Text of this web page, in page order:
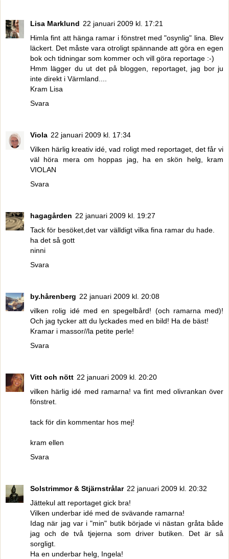
Lisa Marklund 22 januari 2009 kl. 17:21
Himla fint att hänga ramar i fönstret med "osynlig" lina. Blev
läckert. Det måste vara otroligt spännande att göra en egen
bok och tidningar som kommer och vill göra reportage :-)
Hmm lägger du ut det på bloggen, reportaget, jag bor ju
inte direkt i Värmland....
Kram Lisa
Svara
Viola 22 januari 2009 kl. 17:34
Vilken härlig kreativ idé, vad roligt med reportaget, det får vi
väl höra mera om hoppas jag, ha en skön helg, kram
VIOLAN
Svara
hagagården 22 januari 2009 kl. 19:27
Tack för besöket,det var välldigt vilka fina ramar du hade.
ha det så gott
ninni
Svara
by.hårenberg 22 januari 2009 kl. 20:08
vilken rolig idé med en spegelbård! (och ramarna med)!
Och jag tycker att du lyckades med en bild! Ha de bäst!
Kramar i massor//la petite perle!
Svara
Vitt och nött 22 januari 2009 kl. 20:20
vilken härlig idé med ramarna! va fint med olivrankan över
fönstret.
tack för din kommentar hos mej!
kram ellen
Svara
Solstrimmor & Stjärnstrålar 22 januari 2009 kl. 20:32
Jättekul att reportaget gick bra!
Vilken underbar idé med de svävande ramarna!
Idag när jag var i "min" butik började vi nästan gråta både
jag och de två tjejerna som driver butiken. Det är så
sorgligt.
Ha en underbar helg, Ingela!